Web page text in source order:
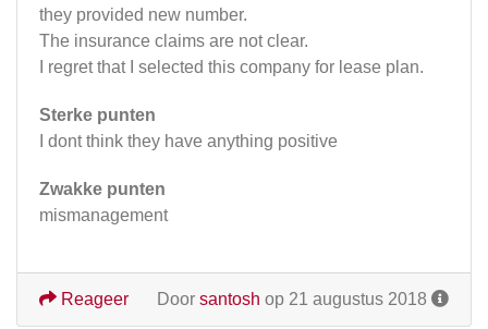
they provided new number.
The insurance claims are not clear.
I regret that I selected this company for lease plan.
Sterke punten
I dont think they have anything positive
Zwakke punten
mismanagement
Door santosh op 21 augustus 2018
Reageer